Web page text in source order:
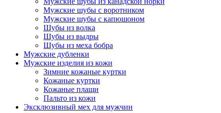
Мужские шубы с воротником
Мужские шубы с капюшоном
Шубы из волка
Шубы из выдры
Шубы из меха бобра
Мужские дубленки
Мужские изделия из кожи
Зимние кожаные куртки
Кожаные куртки
Кожаные плащи
Пальто из кожи
Эксклюзивный мех для мужчин